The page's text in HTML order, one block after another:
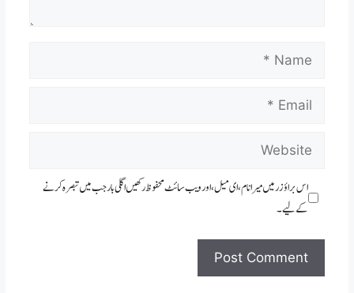
اس براؤزر میں میرا نام، ای میل، اور ویب سائٹ محفوظ رکھیں اگلی بار جب میں تبصرہ کرنے
کےلیے۔